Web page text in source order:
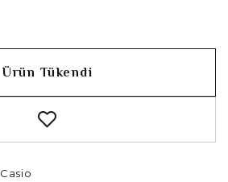
Ürün Tükendi
Casio